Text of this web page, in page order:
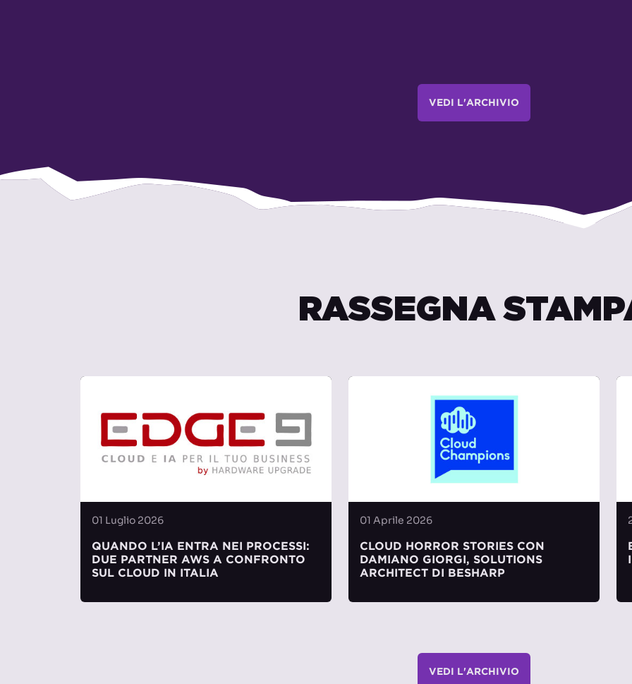
VEDI L'ARCHIVIO
RASSEGNA
01 Luglio 2026
QUANDO L’IA ENTRA NEI PROCESSI:
DUE PARTNER AWS A CONFRONTO
SUL CLOUD IN ITALIA
01 Aprile 2026
CLOUD HORROR STORIES CON
DAMIANO GIORGI, SOLUTIONS
ARCHITECT DI BESHARP
VEDI L'ARCHIVIO